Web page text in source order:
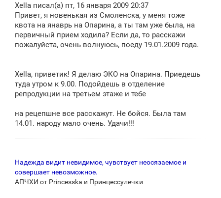
б
щ
е
н
и
Xella писал(а) пт, 16 января 2009 20:37
Привет, я новенькая из Смоленска, у меня тоже
квота на янаврь на Опарина, а ты там уже была, на
первичный прием ходила? Если да, то расскажи
пожалуйста, очень волнуюсь, поеду 19.01.2009 года.
Xella, приветик! Я делаю ЭКО на Опарина. Приедешь
туда утром к 9.00. Подойдешь в отделение
репродукции на третьем этаже и тебе
на рецепшне все расскажут. Не бойся. Была там
14.01. народу мало очень. Удачи!!!
Надежда видит невидимое, чувствует неосязаемое и
совершает невозможное.
АПЧХИ от Princesska и Принцессулечки